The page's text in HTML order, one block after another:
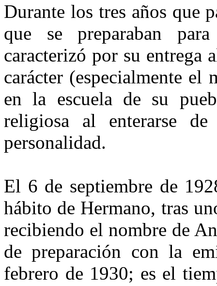
Durante los tres años que
que se preparaban
caracterizó por su
carácter (especialmente el
en la escuela de su
religiosa al enterarse
personalidad.
El 6 de septiembre de
hábito de Hermano, tras
recibiendo el nombre de
de preparación con la
febrero de 1930; es el